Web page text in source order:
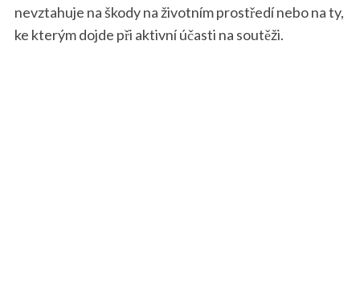
nevztahuje na škody na životním prostředí nebo na ty,
ke kterým dojde při aktivní účasti na soutěži.